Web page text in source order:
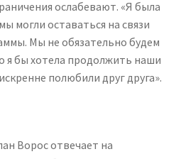
ослабевают. «Я была
могли оставаться на связи
Мы не обязательно будем
я бы хотела продолжить наши
полюбили друг друга».
Ворос отвечает на